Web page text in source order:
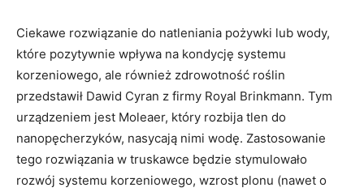
Ciekawe rozwiązanie do natleniania pożywki lub wody,
które pozytywnie wpływa na kondycję systemu
korzeniowego, ale również zdrowotność roślin
przedstawił Dawid Cyran z firmy Royal Brinkmann. Tym
urządzeniem jest Moleaer, który rozbija tlen do
nanopęcherzyków, nasycają nimi wodę. Zastosowanie
tego rozwiązania w truskawce będzie stymulowało
rozwój systemu korzeniowego, wzrost plonu (nawet o